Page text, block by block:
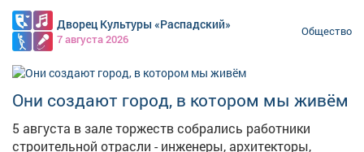
Красное озеро – одно из самых популярных мест
отдыха кемеровчан. Однако теперь в лесополосе у
водоема обустроен стихийный лагерь бездомных. На
опубликованных кадрах видно: среди деревьев стоят
стулья, стол, раковины, тележки из супермаркетов и
кучи мусора. Никого из людей на месте не оказалось.
Дворец Культуры «Распадский»
7 августа 2026
Общество
Они создают город, в котором мы живём
5 августа в зале торжеств собрались работники
строительной отрасли - инженеры, архитекторы,